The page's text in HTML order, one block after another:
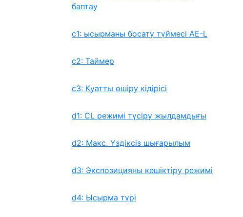
баптау
c1: ысырманы босату түймесі AE-L
c2: Таймер
c3: Қуатты өшіру кідірісі
d1: CL режимі түсіру жылдамдығы
d2: Макс. Үздіксіз шығарылым
d3: Экспозицияны кешіктіру режимі
d4: Ысырма түрі